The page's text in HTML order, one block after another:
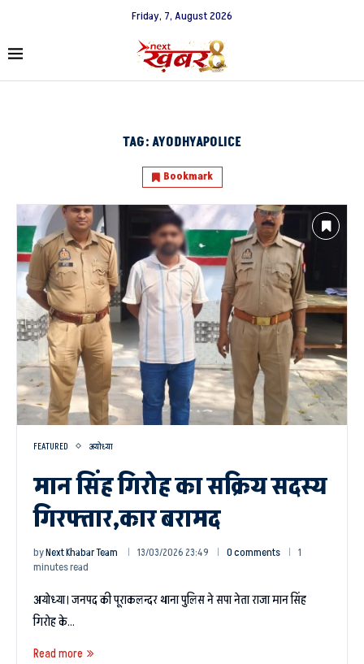
Friday, 7, August 2026
TAG:AYODHYAPOLICE
Bookmark
FEATURED अयोध्या
मान सिंह गिरोह का सक्रिय सदस्य
गिरफ्तार,कार बरामद
byNext Khabar Team 13/03/2026 23:49 0 comments
1
minutes read
अयोध्या। जनपद की पूराकलन्दर थाना पुलिस ने सपा नेता राजा मान सिंह
गिरोह के…
Read more